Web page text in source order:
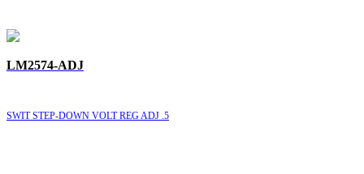
LM2574-ADJ
SWIT STEP-DOWN VOLT REG ADJ .5